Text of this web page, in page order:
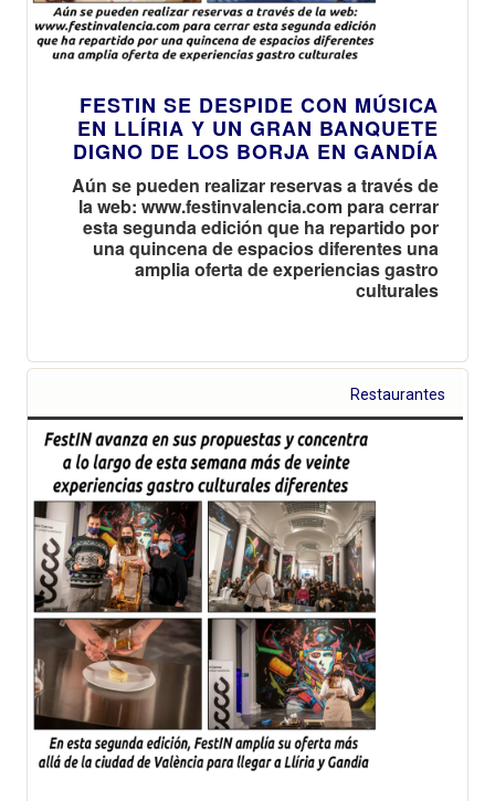
FESTIN SE DESPIDE CON MÚSICA
EN LLÍRIA Y UN GRAN BANQUETE
DIGNO DE LOS BORJA EN GANDÍA
Aún se pueden realizar reservas a través de
la web: www.festinvalencia.com para cerrar
esta segunda edición que ha repartido por
una quincena de espacios diferentes una
amplia oferta de experiencias gastro
culturales
Restaurantes